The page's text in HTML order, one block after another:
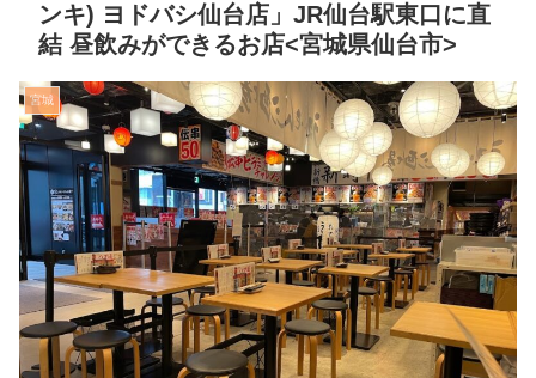
ンキ) ヨドバシ仙台店」JR仙台駅東口に直
結 昼飲みができるお店<宮城県仙台市>
宮城